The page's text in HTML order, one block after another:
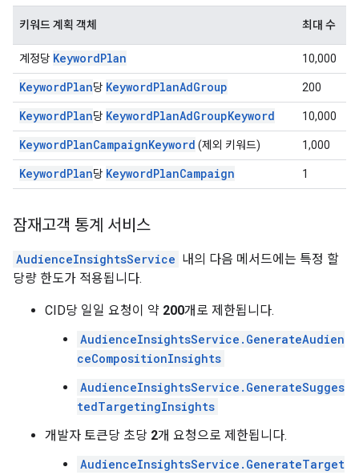
키워드 계획 객체 최대 수
계정당 KeywordPlan 10,000
KeywordPlan당 KeywordPlanAdGroup 200
KeywordPlan당 KeywordPlanAdGroupKeyword 10,000
KeywordPlanCampaignKeyword (제외 키워드) 1,000
KeywordPlan당 KeywordPlanCampaign 1
잠재고객 통계 서비스
AudienceInsightsService 내의 다음 메서드에는 특정 할
당량 한도가 적용됩니다.
CID당 일일 요청이 약 200개로 제한됩니다.
AudienceInsightsService.GenerateAudien
ceCompositionInsights
AudienceInsightsService.GenerateSugges
tedTargetingInsights
개발자 토큰당 초당 2개 요청으로 제한됩니다.
AudienceInsightsService.GenerateTarget